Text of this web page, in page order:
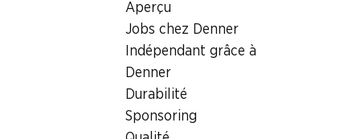
Aperçu
Jobs chez Denner
Indépendant grâce à
Denner
Durabilité
Sponsoring